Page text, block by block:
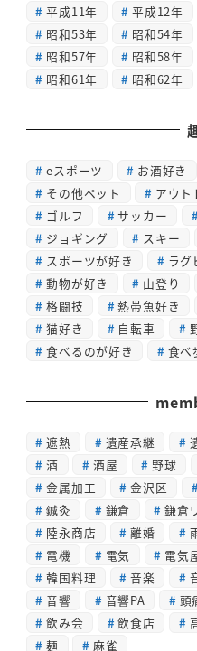
平成11年
平成12年
昭和53年
昭和54年
昭和57年
昭和58年
昭和61年
昭和62年
eスポーツ お酒好き
その他ペット
アウト
ゴルフ
サッカー
ジョギング
スキー
スポーツが好き
ラグ
動物が好き
山登り
格闘技
熱帯魚好き
猫好き
自転車
食べるのが好き
食べ
遮熱 遺産承継
酒
酒屋 野球
金属加工
金沢区
鍼灸
鎌倉 鎌倉
陸永商店
離婚
電機
電気 電気
韓国料理
音楽
音響
音響PA 頭
飲み会
飲食店
麺
麻雀